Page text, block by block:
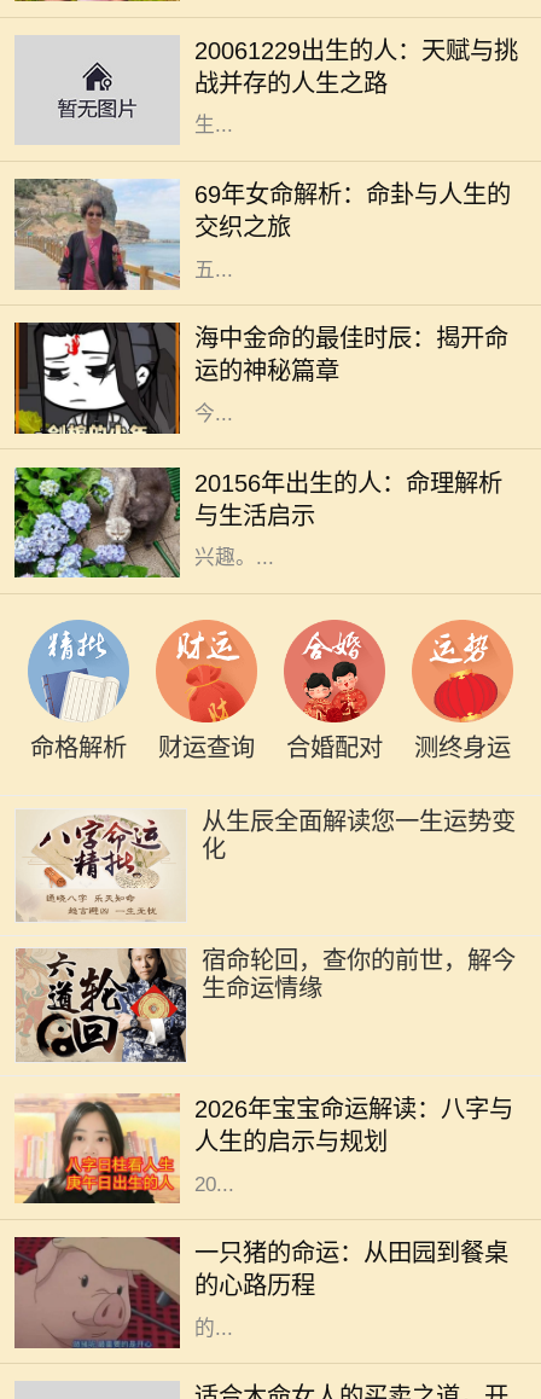
20061229出生的人：天赋与挑
战并存的人生之路
都蕴含着独特的命理密码。对于2006
年12月29日出生的人来说，他们的命
运之路充满了挑战与机遇。这一天出
生...
69年女命解析：命卦与人生的
交织之旅
在中国的传统文化中，命理学一直占
据着重要的地位。特别是对于1969年
出生的女性，她们的命卦具有独特的
含义与特点。69年女命，通常属蛇，
五...
海中金命的最佳时辰：揭开命
运的神秘篇章
在中国传统的命理学中，每个人的命
运都与五行有着密切的关联。海中金
命，作为金命的一种，其蕴含的不仅
是金的特性，还有深厚的文化内涵。
今...
20156年出生的人：命理解析
与生活启示
在中国传统命理学中，出生年份常常
被视为一个人命运的重要标志。
20156年，随着时代的变迁，许多人
对这一年份的命理特征产生了浓厚的
兴趣。...
命格解析 财运查询 合婚配对 测终身运
从生辰全面解读您一生运势变
化
宿命轮回，查你的前世，解今
生命运情缘
2026年宝宝命运解读：八字与
人生的启示与规划
一直以来备受关注。每一个新生命的
降临，都与其出生年份、月份、日期
和时间紧密相连。从这个角度出发，
20...
一只猪的命运：从田园到餐桌
的心路历程
在阳光明媚的午后，农田里传来阵阵
悦耳的叫声，一只肥胖的猪悠然自得
地在泥土中打滚。它的生活似乎无忧
无虑，每天享受着阳光、青草和农民
的...
木命女人在五行中代表着生机与创造
力，她们通常具有强烈的好奇心和创